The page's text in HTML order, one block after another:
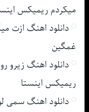
میکردم ریمیکس
دانلود اهنگ ازت
غمگین
دانلود اهنگ زیرو
ریمیکس اینستا
دانلود اهنگ سمی